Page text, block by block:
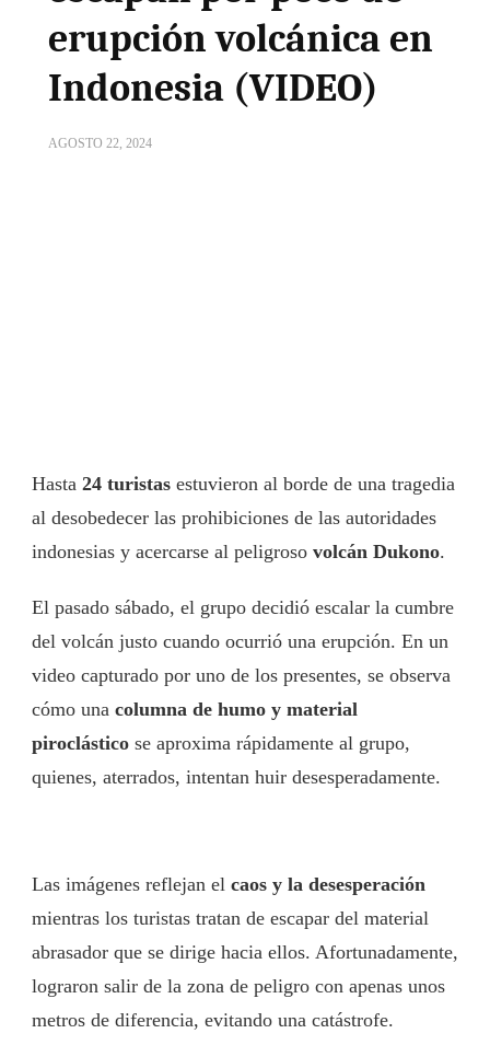
erupción volcánica en
Indonesia (VIDEO)
AGOSTO 22, 2024
Hasta 24 turistas estuvieron al borde de una tragedia
al desobedecer las prohibiciones de las autoridades
indonesias y acercarse al peligroso volcán Dukono.
El pasado sábado, el grupo decidió escalar la cumbre
del volcán justo cuando ocurrió una erupción. En un
video capturado por uno de los presentes, se observa
cómo una columna de humo y material
piroclástico se aproxima rápidamente al grupo,
quienes, aterrados, intentan huir desesperadamente.
Las imágenes reflejan el caos y la desesperación
mientras los turistas tratan de escapar del material
abrasador que se dirige hacia ellos. Afortunadamente,
lograron salir de la zona de peligro con apenas unos
metros de diferencia, evitando una catástrofe.